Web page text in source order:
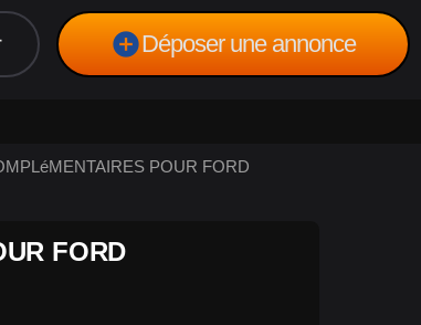
add_circleDéposer une annonce
POUR FORD
FORD